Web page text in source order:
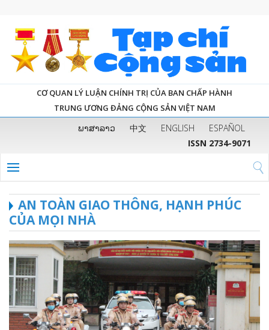
CƠ QUAN LÝ LUẬN CHÍNH TRỊ CỦA BAN CHẤP HÀNH
TRUNG ƯƠNG ĐẢNG CỘNG SẢN VIỆT NAM
ພາສາລາວ 中文 ENGLISH
ESPAÑOL
ISSN 2734-9071
AN TOÀN GIAO THÔNG, HẠNH PHÚC
CỦA MỌI NHÀ